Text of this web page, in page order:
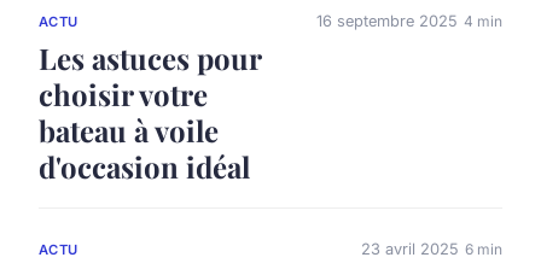
ACTU
Les astuces pour
choisir votre
bateau à voile
d'occasion idéal
16 septembre 2025 4 min
ACTU 23 avril 2025 6 min